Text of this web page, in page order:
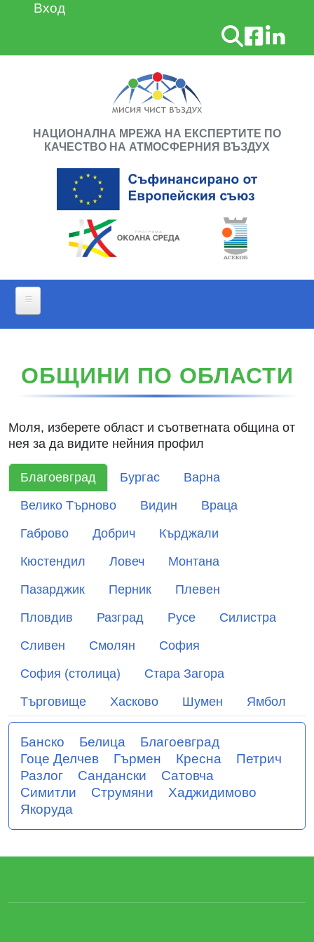
Премини към основното съдържание
User account menu
Вход
Търсене
НАЦИОНАЛНА МРЕЖА НА ЕКСПЕРТИТЕ ПО
КАЧЕСТВО НА АТМОСФЕРНИЯ ВЪЗДУХ
За проекта
Профили на общини
Библиотека
Новини
Членове
Партньорства
ОБЩИНИ ПО ОБЛАСТИ
Моля, изберете област и съответната община от
нея за да видите нейния профил
Благоевград Бургас
Варна
Велико Търново
Видин
Враца
Габрово
Добрич
Кърджали
Кюстендил
Ловеч
Монтана
Пазарджик
Перник
Плевен
Пловдив
Разград Русе
Силистра
Сливен
Смолян
София
София (столица)
Стара Загора
Търговище
Хасково Шумен Ямбол
Банско Белица
Благоевград
Гоце Делчев
Гърмен Кресна
Петрич
Разлог
Сандански
Сатовча
Симитли
Струмяни
Хаджидимово
Якоруда